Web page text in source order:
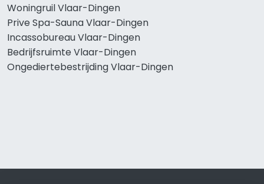
Woningruil Vlaar-Dingen
Prive Spa-Sauna Vlaar-Dingen
Incassobureau Vlaar-Dingen
Bedrijfsruimte Vlaar-Dingen
Ongediertebestrijding Vlaar-Dingen